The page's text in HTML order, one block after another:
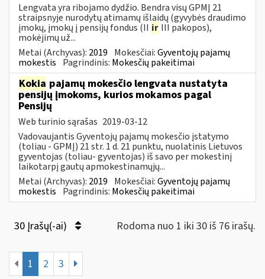
Lengvata yra ribojamo dydžio. Bendra visų GPMĮ 21
straipsnyje nurodytų atimamų išlaidų (gyvybės draudimo
įmokų, įmokų į pensijų fondus (II ir III pakopos),
mokėjimų už...
Metai (Archyvas): 2019 Mokesčiai:Gyventojų pajamų
mokestis Pagrindinis: Mokesčių pakeitimai
Kokia pajamų mokesčio lengvata nustatyta
pensijų įmokoms, kurios mokamos pagal
Pensijų
Web turinio sąrašas 2019-03-12
Vadovaujantis Gyventojų pajamų mokesčio įstatymo
(toliau - GPMĮ) 21 str. 1 d. 21 punktu, nuolatinis Lietuvos
gyventojas (toliau- gyventojas) iš savo per mokestinį
laikotarpį gautų apmokestinamųjų...
Metai (Archyvas): 2019 Mokesčiai:Gyventojų pajamų
mokestis Pagrindinis: Mokesčių pakeitimai
30 Įrašų(-ai) Rodoma nuo 1 iki 30 iš 76 irašų.
1 2 3